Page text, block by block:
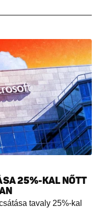
25%-KAL NŐTT
tavaly 25%-kal